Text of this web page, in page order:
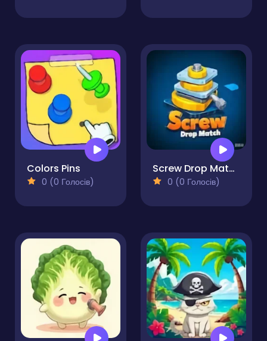
Colors Pins
0 (0 Голосів)
Screw Drop Match
0 (0 Голосів)